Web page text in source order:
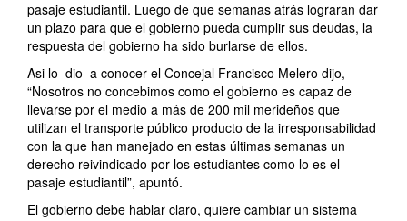
pasaje estudiantil. Luego de que semanas atrás lograran dar
un plazo para que el gobierno pueda cumplir sus deudas, la
respuesta del gobierno ha sido burlarse de ellos.
Asi lo dio a conocer el Concejal Francisco Melero dijo,
“Nosotros no concebimos como el gobierno es capaz de
llevarse por el medio a más de 200 mil merideños que
utilizan el transporte público producto de la irresponsabilidad
con la que han manejado en estas últimas semanas un
derecho reivindicado por los estudiantes como lo es el
pasaje estudiantil”, apuntó.
El gobierno debe hablar claro, quiere cambiar un sistema